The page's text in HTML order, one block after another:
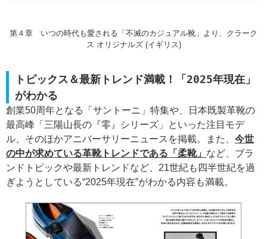
第４章 いつの時代も愛される「不滅のカジュアル靴」より、クラーク
ス オリジナルズ (イギリス)
トピックス＆最新トレンド満載！「2025年現在」
がわかる
創業50周年となる「サントーニ」特集や、日本既製革靴の
最高峰「三陽山長の『零』シリーズ」といった注目モデ
ル、そのほかアニバーサリーニュースを掲載。また、 今世
の中が求めている革靴トレンドである「柔靴」 など、ブラ
ンドトピックや最新トレンドなど、21世紀も四半世紀を過
ぎようとしている“2025年現在”がわかる内容も満載。